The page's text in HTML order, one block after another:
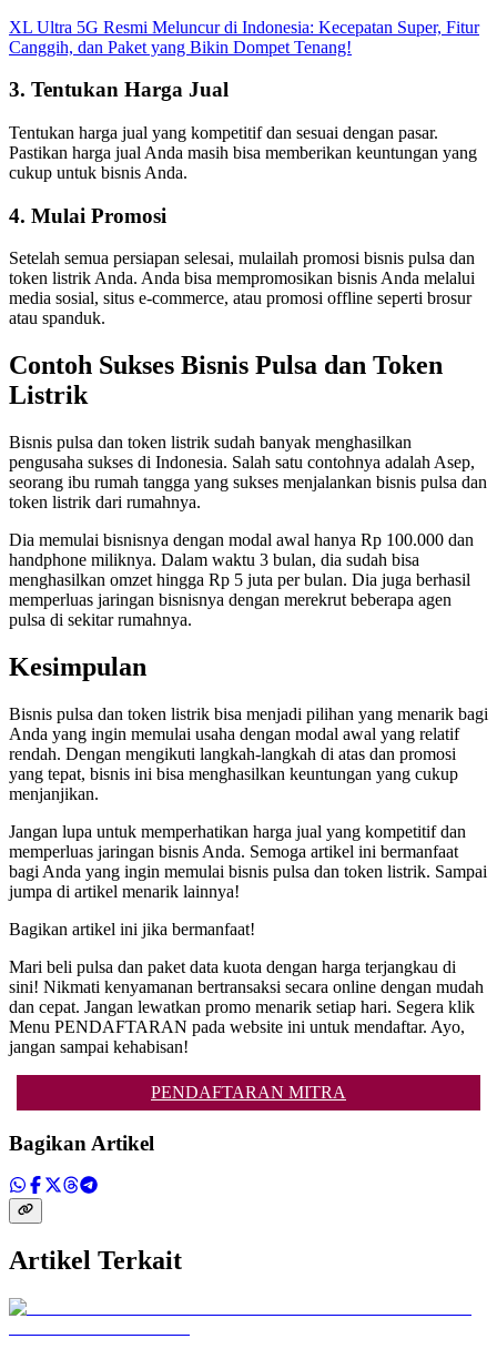
XL Ultra 5G Resmi Meluncur di Indonesia: Kecepatan Super, Fitur
Canggih, dan Paket yang Bikin Dompet Tenang!
3. Tentukan Harga Jual
Tentukan harga jual yang kompetitif dan sesuai dengan pasar.
Pastikan harga jual Anda masih bisa memberikan keuntungan yang
cukup untuk bisnis Anda.
4. Mulai Promosi
Setelah semua persiapan selesai, mulailah promosi bisnis pulsa dan
token listrik Anda. Anda bisa mempromosikan bisnis Anda melalui
media sosial, situs e-commerce, atau promosi offline seperti brosur
atau spanduk.
Contoh Sukses Bisnis Pulsa dan Token
Listrik
Bisnis pulsa dan token listrik sudah banyak menghasilkan
pengusaha sukses di Indonesia. Salah satu contohnya adalah Asep,
seorang ibu rumah tangga yang sukses menjalankan bisnis pulsa dan
token listrik dari rumahnya.
Dia memulai bisnisnya dengan modal awal hanya Rp 100.000 dan
handphone miliknya. Dalam waktu 3 bulan, dia sudah bisa
menghasilkan omzet hingga Rp 5 juta per bulan. Dia juga berhasil
memperluas jaringan bisnisnya dengan merekrut beberapa agen
pulsa di sekitar rumahnya.
Kesimpulan
Bisnis pulsa dan token listrik bisa menjadi pilihan yang menarik bagi
Anda yang ingin memulai usaha dengan modal awal yang relatif
rendah. Dengan mengikuti langkah-langkah di atas dan promosi
yang tepat, bisnis ini bisa menghasilkan keuntungan yang cukup
menjanjikan.
Jangan lupa untuk memperhatikan harga jual yang kompetitif dan
memperluas jaringan bisnis Anda. Semoga artikel ini bermanfaat
bagi Anda yang ingin memulai bisnis pulsa dan token listrik. Sampai
jumpa di artikel menarik lainnya!
Bagikan artikel ini jika bermanfaat!
Mari beli pulsa dan paket data kuota dengan harga terjangkau di
sini! Nikmati kenyamanan bertransaksi secara online dengan mudah
dan cepat. Jangan lewatkan promo menarik setiap hari. Segera klik
Menu PENDAFTARAN pada website ini untuk mendaftar. Ayo,
jangan sampai kehabisan!
PENDAFTARAN MITRA
Bagikan Artikel
Artikel Terkait